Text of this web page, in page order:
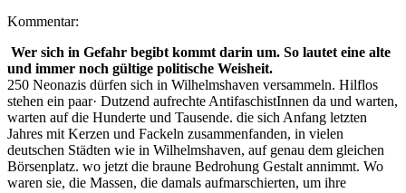
Kommentar:
Wer sich in Gefahr begibt kommt darin um. So lautet eine alte
und immer noch gültige politische Weisheit.
250 Neonazis dürfen sich in Wilhelmshaven versammeln. Hilflos
stehen ein paar· Dutzend aufrechte AntifaschistInnen da und warten,
warten auf die Hunderte und Tausende. die sich Anfang letzten
Jahres mit Kerzen und Fackeln zusammenfanden, in vielen
deutschen Städten wie in Wilhelmshaven, auf genau dem gleichen
Börsenplatz. wo jetzt die braune Bedrohung Gestalt annimmt. Wo
waren sie, die Massen, die damals aufmarschierten, um ihre